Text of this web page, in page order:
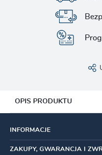
OPIS PRODUKTU
Wysokiej jakości folia
zadrapaniami i drobnymi
INFORMACJE
ZAKUPY, GWARANCJA I